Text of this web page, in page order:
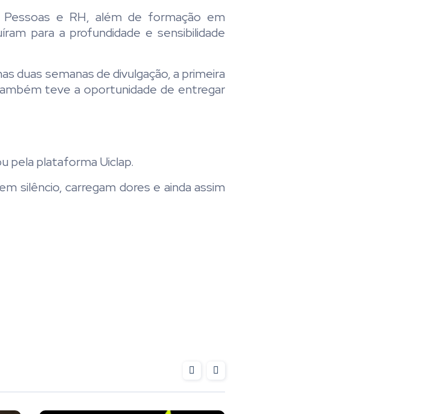
e RH, além de formação em
para a profundidade e sensibilidade
duas semanas de divulgação, a primeira
teve a oportunidade de entregar
pela plataforma Uiclap.
silêncio, carregam dores e ainda assim